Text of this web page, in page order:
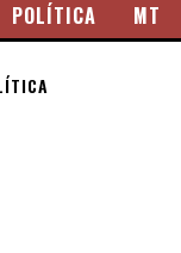
POLÍTICA MT